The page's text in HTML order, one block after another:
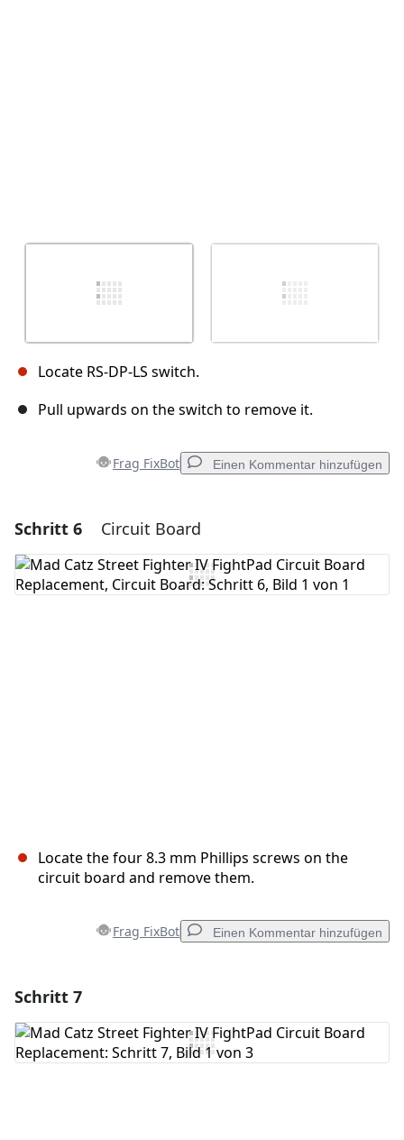
Locate RS-DP-LS switch.
Pull upwards on the switch to remove it.
Frag FixBot Einen Kommentar hinzufügen
Einen Kommentar hinzufügen
Kommentar hinzufügen
Schritt 6 Circuit Board
Locate the four 8.3 mm Phillips screws on the
circuit board and remove them.
Frag FixBot Einen Kommentar hinzufügen
Kommentar hinzufügen
Schritt 7